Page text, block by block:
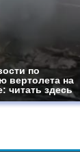
по
вертолета на
читать здесь